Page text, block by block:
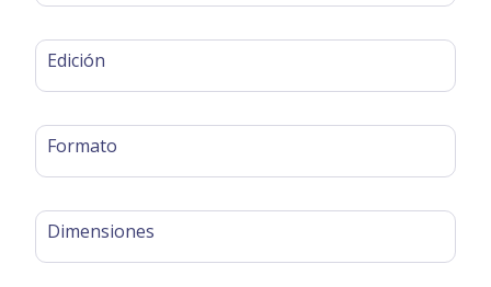
Edición
Formato
Dimensiones